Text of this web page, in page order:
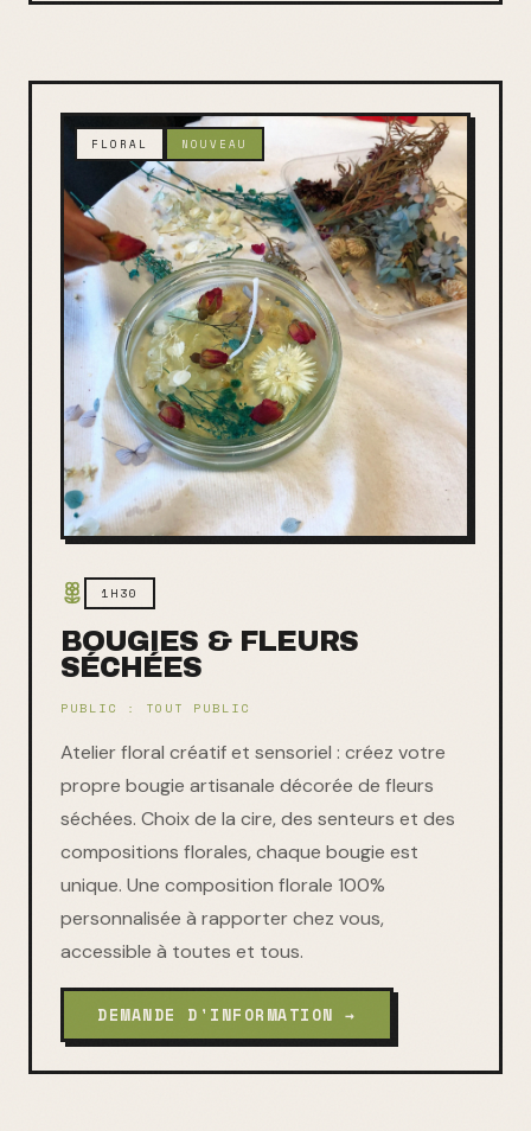
FLORAL NOUVEAU
1H30
BOUGIES & FLEURS
SÉCHÉES
PUBLIC : TOUT PUBLIC
Atelier floral créatif et sensoriel : créez votre
propre bougie artisanale décorée de fleurs
séchées. Choix de la cire, des senteurs et des
compositions florales, chaque bougie est
unique. Une composition florale 100%
personnalisée à rapporter chez vous,
accessible à toutes et tous.
DEMANDE D'INFORMATION →